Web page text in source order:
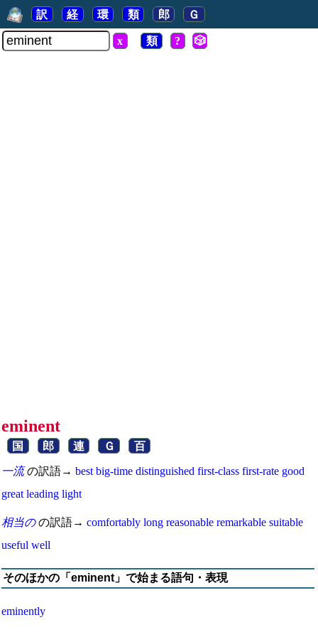
訳 経 環 類 郎 Ｇ
x 類 ? 🎲
eminent
国 郎 連 Ｇ 百
一流の訳語→ best big-time distinguished first-class first-rate good
great leading light
相当のの訳語→ comfortably long reasonable remarkable suitable
useful well
そのほかの「eminent」で始まる語句・表現
eminently